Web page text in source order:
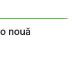
nouă